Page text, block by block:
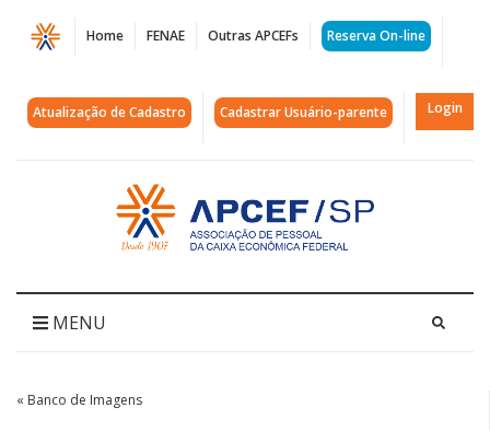
Página
Festa
Hollywoodiana
APCEF/SP
Home FENAE Outras APCEFs Reserva On-line
Atualização de Cadastro Cadastrar Usuário-parente Login
Acessar
página
inicial
MENU
« Banco de Imagens